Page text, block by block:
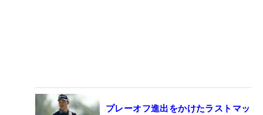
プレーオフ進出をかけたラストマッ